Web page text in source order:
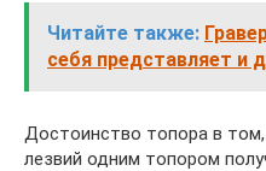
Читайте также:
себя представляет и
Достоинство топора в
лезвий одним топором